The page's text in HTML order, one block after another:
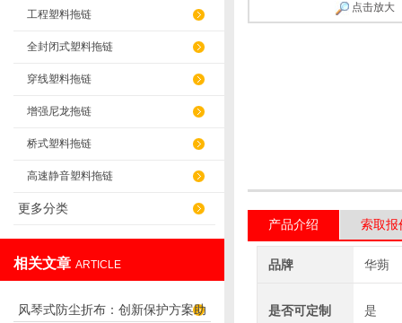
工程塑料拖链
全封闭式塑料拖链
穿线塑料拖链
增强尼龙拖链
桥式塑料拖链
高速静音塑料拖链
更多分类
相关文章 ARTICLE
风琴式防尘折布：创新保护方案助
点击放大
产品介绍 索取报
品牌 华蒴
是否可定制 是